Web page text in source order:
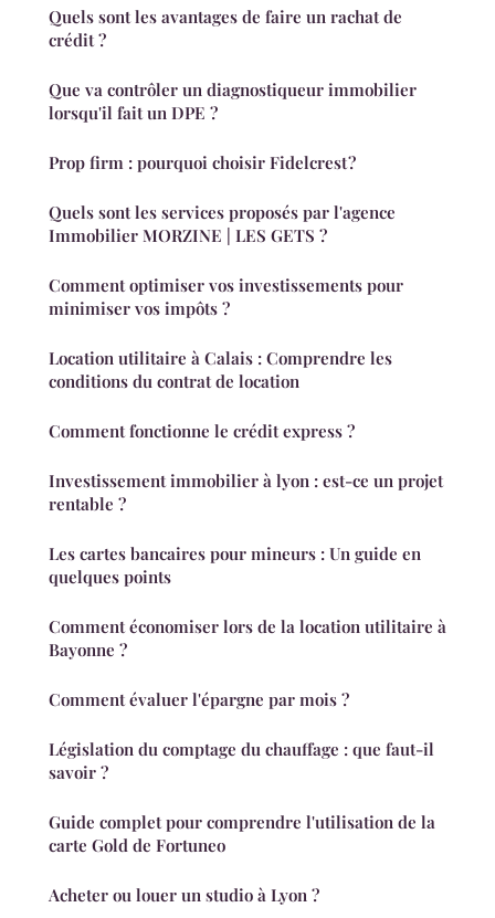
Quels sont les avantages de faire un rachat de
crédit ?
Que va contrôler un diagnostiqueur immobilier
lorsqu'il fait un DPE ?
Prop firm : pourquoi choisir Fidelcrest ?
Quels sont les services proposés par l'agence
Immobilier MORZINE | LES GETS ?
Comment optimiser vos investissements pour
minimiser vos impôts ?
Location utilitaire à Calais : Comprendre les
conditions du contrat de location
Comment fonctionne le crédit express ?
Investissement immobilier à lyon : est-ce un projet
rentable ?
Les cartes bancaires pour mineurs : Un guide en
quelques points
Comment économiser lors de la location utilitaire à
Bayonne ?
Comment évaluer l'épargne par mois ?
Législation du comptage du chauffage : que faut-il
savoir ?
Guide complet pour comprendre l'utilisation de la
carte Gold de Fortuneo
Acheter ou louer un studio à Lyon ?